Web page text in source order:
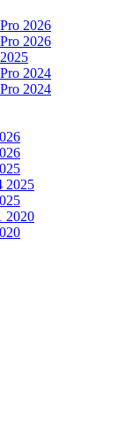
2026
2026
2024
2024